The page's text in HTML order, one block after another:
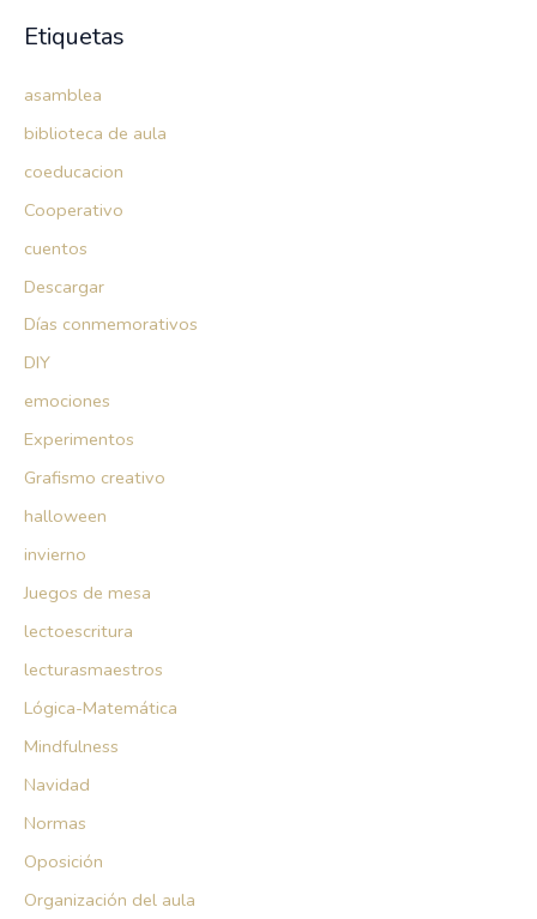
Etiquetas
asamblea
biblioteca de aula
coeducacion
Cooperativo
cuentos
Descargar
Días conmemorativos
DIY
emociones
Experimentos
Grafismo creativo
halloween
invierno
Juegos de mesa
lectoescritura
lecturasmaestros
Lógica-Matemática
Mindfulness
Navidad
Normas
Oposición
Organización del aula